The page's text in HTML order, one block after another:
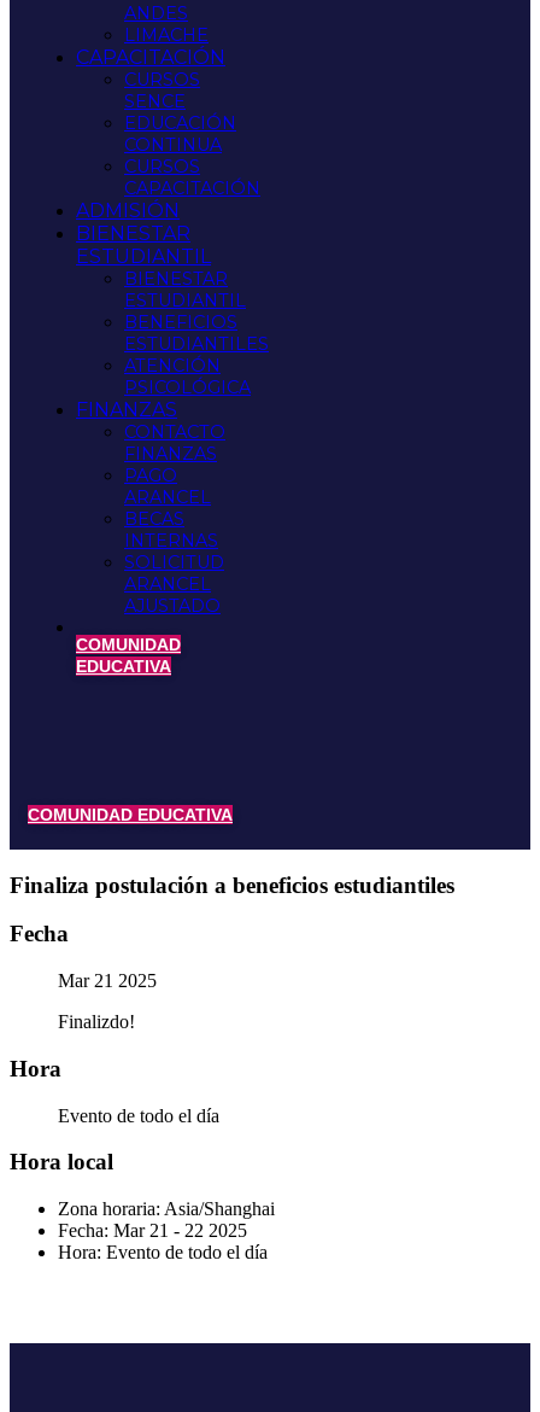
ANDES
LIMACHE
CAPACITACIÓN
CURSOS
SENCE
EDUCACIÓN
CONTINUA
CURSOS
CAPACITACIÓN
ADMISIÓN
BIENESTAR
ESTUDIANTIL
BIENESTAR
ESTUDIANTIL
BENEFICIOS
ESTUDIANTILES
ATENCIÓN
PSICOLÓGICA
FINANZAS
CONTACTO
FINANZAS
PAGO
ARANCEL
BECAS
INTERNAS
SOLICITUD
ARANCEL
AJUSTADO
COMUNIDAD
EDUCATIVA
COMUNIDAD EDUCATIVA
Finaliza postulación a beneficios estudiantiles
Fecha
Mar 21 2025
Finalizdo!
Hora
Evento de todo el día
Hora local
Zona horaria: Asia/Shanghai
Fecha: Mar 21 - 22 2025
Hora: Evento de todo el día